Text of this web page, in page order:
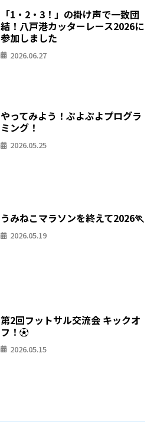
「1・2・3！」の掛け声で一致団
結！八戸港カッターレース2026に
参加しました
2026.06.27
やってみよう！ぷよぷよプログラ
ミング！
2026.05.25
うみねこマラソンを終えて2026🏃
2026.05.19
第2回フットサル交流会 キックオ
フ！⚽
2026.05.15